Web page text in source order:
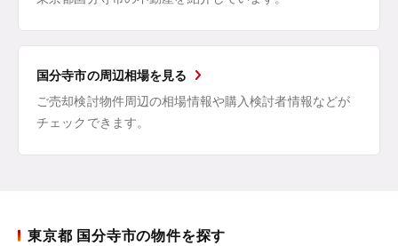
国分寺市の周辺相場を見る
ご売却検討物件周辺の相場情報や購入検討者情報などが
チェックできます。
東京都 国分寺市の物件を探す